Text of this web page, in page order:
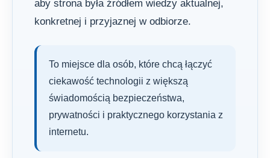
aby strona była źródłem wiedzy aktualnej,
konkretnej i przyjaznej w odbiorze.
To miejsce dla osób, które chcą łączyć
ciekawość technologii z większą
świadomością bezpieczeństwa,
prywatności i praktycznego korzystania z
internetu.